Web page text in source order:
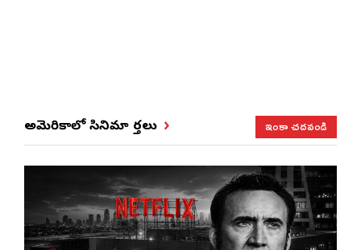
అమెరికాలో సినిమా వార్తలు ఇంకా చదవండి